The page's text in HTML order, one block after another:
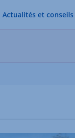
Actualités et conseils